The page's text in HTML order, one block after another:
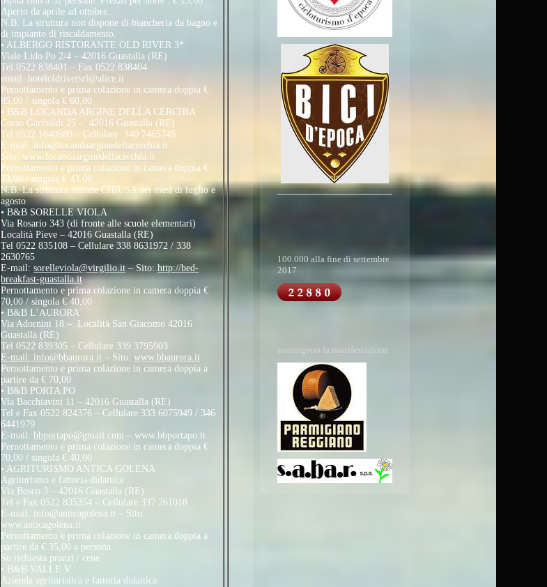
Aperto da aprile ad ottobre.
N.B. La struttura non dispone di biancheria da bagno e
di impianto di riscaldamento.
• ALBERGO RISTORANTE OLD RIVER 3*
Viale Lido Po 2/4 – 42016 Guastalla (RE)
Tel 0522 838401 – Fax 0522 838404
email: hoteloldriversrl@alice.it
Pernottamento e prima colazione in camera doppia €
85,00 / singola € 60,00
• B&B LOCANDA ARGINE DELLA CERCHIA
Corso Garibaldi 25 – 42016 Guastalla (RE)
Tel 0522 1840580 – Cellulare 340 7465745
E-mail: info@locandaarginedellacerchia.it
Sito: www.locandaarginedellacerchia.it
Pernottamento e prima colazione in camera doppia €
73,00 / singola € 43,00
N.B. La struttura rimane CHIUSA nei mesi di luglio e
agosto
• B&B SORELLE VIOLA
Via Rosario 343 (di fronte alle scuole elementari)
Località Pieve – 42016 Guastalla (RE)
Tel 0522 835108 – Cellulare 338 8631972 / 338
2630765
E-mail: sorelleviola@virgilio.it – Sito: http://bed-
breakfast-guastalla.it
Pernottamento e prima colazione in camera doppia €
70,00 / singola € 40,00
• B&B L’AURORA
Via Adornini 18 – Località San Giacomo 42016
Guastalla (RE)
Tel 0522 839305 – Cellulare 339 3795903
E-mail: info@bbaurora.it – Sito: www.bbaurora.it
Pernottamento e prima colazione in camera doppia a
partire da € 70,00
• B&B PORTA PO
Via Bacchiavini 11 – 42016 Guastalla (RE)
Tel e Fax 0522 824376 – Cellulare 333 6075949 / 346
6441979
E-mail: bbportapo@gmail.com – www.bbportapo.it
Pernottamento e prima colazione in camera doppia €
70,00 / singola € 40,00
• AGRITURISMO ANTICA GOLENA
Agriturismo e fattoria didattica
Via Bosco 3 – 42016 Guastalla (RE)
Tel e Fax 0522 835354 – Cellulare 337 261018
E-mail: info@anticagolena.it – Sito:
www.anticagolena.it
Pernottamento e prima colazione in camera doppia a
partire da € 35,00 a persona
Su richiesta pranzi / cene
• B&B VALLE V
Azienda agrituristica e fattoria didattica
100.000 alla fine di settembre
2017
sostengono la manifestazione